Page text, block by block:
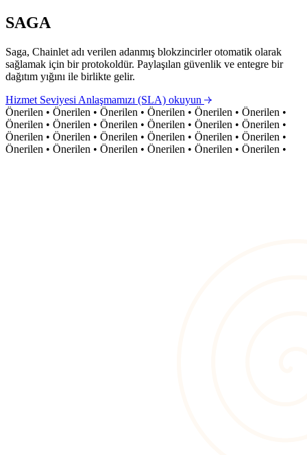
SAGA
Saga, Chainlet adı verilen adanmış blokzincirler otomatik olarak
sağlamak için bir protokoldür. Paylaşılan güvenlik ve entegre bir
dağıtım yığını ile birlikte gelir.
Hizmet Seviyesi Anlaşmamızı (SLA) okuyun
Önerilen • Önerilen • Önerilen • Önerilen • Önerilen • Önerilen •
Önerilen • Önerilen • Önerilen • Önerilen • Önerilen • Önerilen •
Önerilen • Önerilen • Önerilen • Önerilen • Önerilen • Önerilen •
Önerilen • Önerilen • Önerilen • Önerilen • Önerilen • Önerilen •